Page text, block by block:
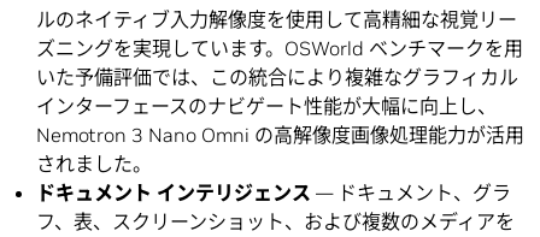
ルのネイティブ入力解像度を使用して高精細な視覚リー
ズニングを実現しています。OSWorld ベンチマークを用
いた予備評価では、この統合により複雑なグラフィカル
インターフェースのナビゲート性能が大幅に向上し、
Nemotron 3 Nano Omni の高解像度画像処理能力が活用
されました。
ドキュメント インテリジェンス — ドキュメント、グラ
フ、表、スクリーンショット、および複数のメディアを